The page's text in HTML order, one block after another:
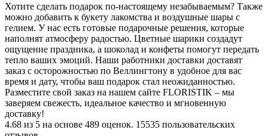
Хотите сделать подарок по-настоящему незабываемым? Также
можно добавить к букету лакомства и воздушные шары с
гелием. У нас есть готовые подарочные решения, которые
наполнят атмосферу радостью. Цветные шарики создадут
ощущение праздника, а шоколад и конфеты помогут передать
тепло ваших эмоций. Наши работники доставки доставят
заказ с осторожностью по Веллингтону в удобное для вас
время и дату, чтобы ваш подарок стал неожиданностью.
Разместите свой заказ на нашем сайте FLORISTIK – мы
заверяем свежесть, идеальное качество и мгновенную
доставку!
4.68 из 5 на основе 489 оценок. 15535 пользовательских